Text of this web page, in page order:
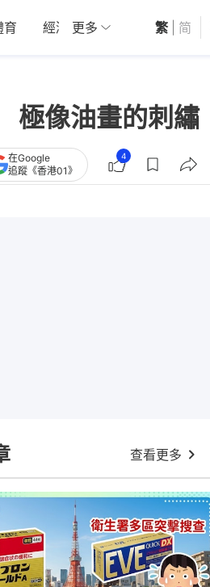
育 經濟 01深圳 觀點
更多 繁 简
極像油畫的刺繡
在Google
追蹤《香港01》
4
查看更多